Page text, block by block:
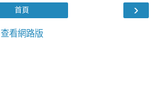
›
首頁
查看網路版